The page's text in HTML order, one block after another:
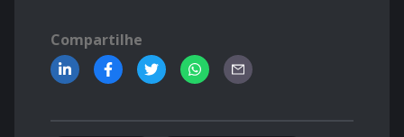
Compartilhe